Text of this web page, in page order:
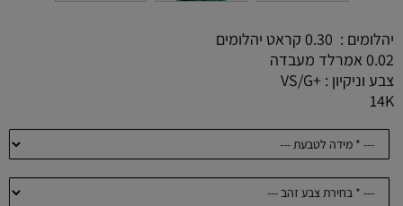
יהלומים : 0.30 קראט יהלומים
0.02 אמרלד מעבדה
צבע וניקיון : +VS/G
14K